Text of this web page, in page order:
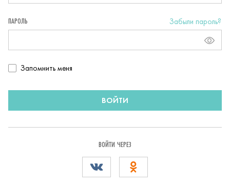
ПАРОЛЬ Забыли пароль?
Запомнить
Запомнить меня
ВОЙТИ
ВОЙТИ ЧЕРЕЗ